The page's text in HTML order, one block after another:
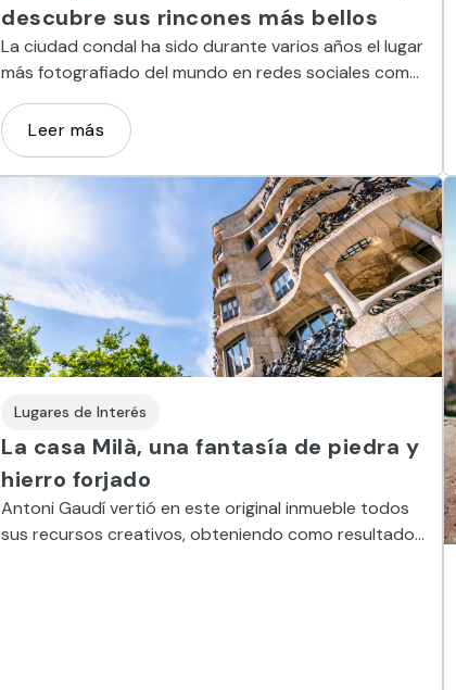
descubre sus rincones más bellos
La ciudad condal ha sido durante varios años el lugar
más fotografiado del mundo en redes sociales como
Instagram. Descubre aquellos sitios donde hacer las
mejores fotos de Barcelona.
Leer más
Lugares de Interés
La casa Milà, una fantasía de piedra y
hierro forjado
Antoni Gaudí vertió en este original inmueble todos
sus recursos creativos, obteniendo como resultado